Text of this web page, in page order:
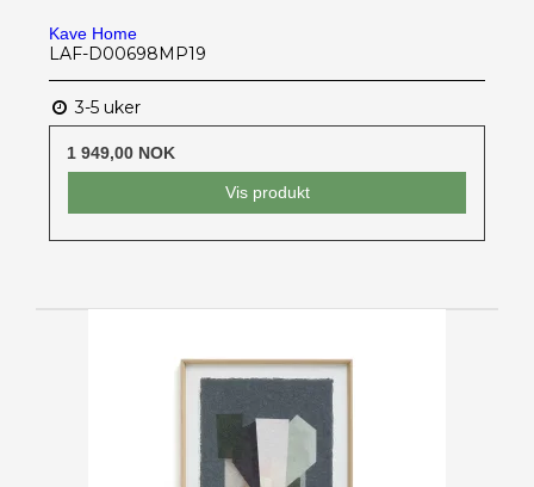
Kave Home
LAF-D00698MP19
3-5 uker
1 949,00 NOK
Vis produkt